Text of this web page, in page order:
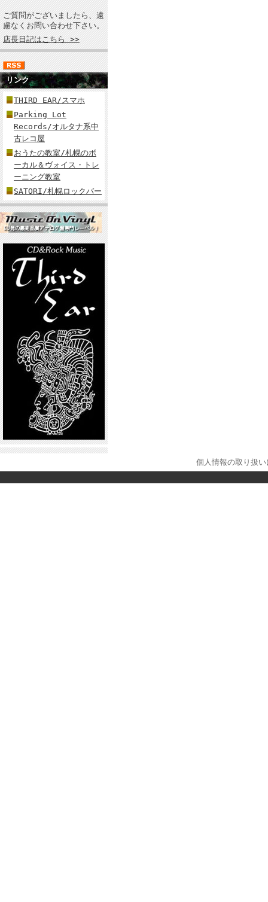
ご質問がございましたら、遠
慮なくお問い合わせ下さい。
店長日記はこちら >>
リンク
THIRD EAR/スマホ
Parking Lot
Records/オルタナ系中
古レコ屋
おうたの教室/札幌のボ
ーカル＆ヴォイス・トレ
ーニング教室
SATORI/札幌ロックバー
個人情報の取り扱